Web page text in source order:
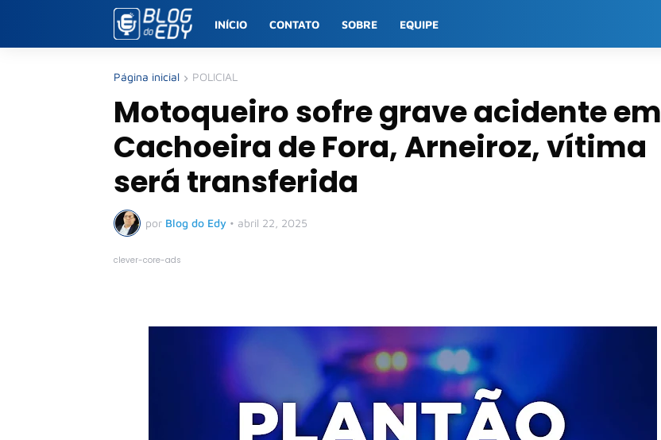
INÍCIO CONTATO SOBRE EQUIPE
Página inicial POLICIAL
Motoqueiro sofre grave acidente em
Cachoeira de Fora, Arneiroz, vítima
será transferida
por Blog do Edy • abril 22, 2025
clever-core-ads